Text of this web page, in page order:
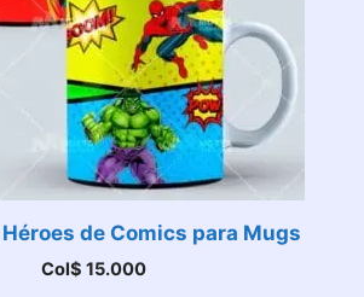
de Comics para Mugs
Col$ 15.000